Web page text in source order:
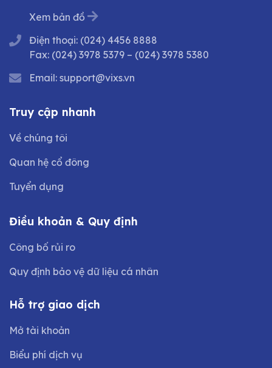
Xem bản đồ
Điện thoại: (024) 4456 8888
Fax: (024) 3978 5379 – (024) 3978 5380
Email: support@vixs.vn
Truy cập nhanh
Về chúng tôi
Quan hệ cổ đông
Tuyển dụng
Điều khoản & Quy định
Công bố rủi ro
Quy định bảo vệ dữ liệu cá nhân
Hỗ trợ giao dịch
Mở tài khoản
Biểu phí dịch vụ